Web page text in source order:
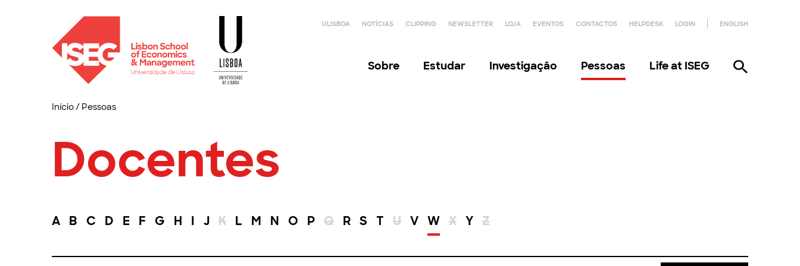
ULISBOA NOTÍCIAS CLIPPING NEWSLETTER LOJA EVENTOS CONTACTOS HELPDESK LOGIN ENGLISH
Sobre Estudar Investigação Pessoas Life at ISEG
Início/ Pessoas
Docentes
A B C D E F G H I J K L M N O P Q R S T U V W X Y Z